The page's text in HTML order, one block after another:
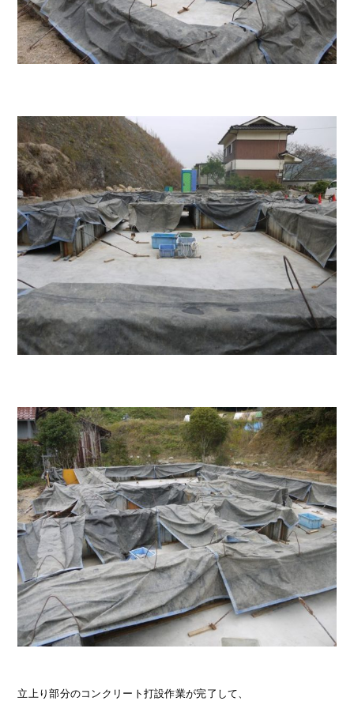
立上り部分のコンクリート打設作業が完了して、